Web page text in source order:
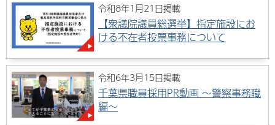
令和8年1月21日掲載
【衆議院議員総選挙】指定施設にお
ける不在者投票事務について
令和6年3月15日掲載
千葉県職員採用PR動画 ～警察事務職
編～